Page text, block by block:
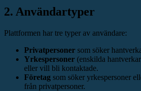
2. Användartyper
Plattformen har tre typer av användare:
Privatpersoner som söker
Yrkespersoner (enskilda
eller vill bli kontaktade.
Företag som söker yrkespersoner
från privatpersoner.